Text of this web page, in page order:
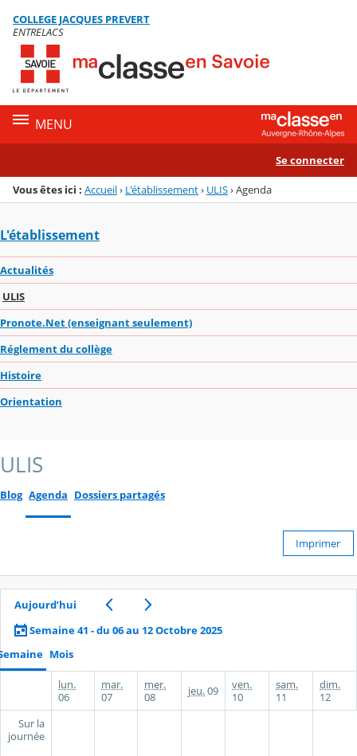
Menu de la rubrique
Contenu
COLLEGE JACQUES PREVERT
ENTRELACS
MENU
Se connecter
Vous êtes ici : Accueil› L'établissement› ULIS›Agenda
L'établissement
Actualités
ULIS
Pronote.Net (enseignant seulement)
Réglement du collège
Histoire
Orientation
ULIS
Blog Agenda Dossiers partagés
Imprimer
Aujourd’hui
Semaine 41 - du 06 au 12 Octobre 2025
Mois
lun.
06
mar.
07
mer.
08
jeu.09
ven.
10
sam.
11
dim.
12
Sur la
journée